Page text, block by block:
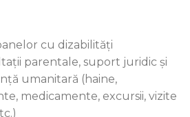
cu dizabilități
parentale, suport juridic și
umanitară (haine,
medicamente, excursii, vizite